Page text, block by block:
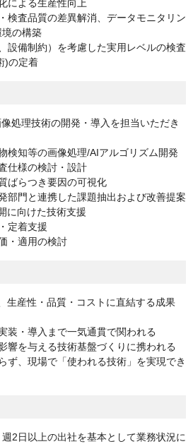
による生産性向上
検査品質の差異解消、データモニタリン
の構築
設備制約）を考慮した実用レベルの検査
)の定着
処理技術の開発・導入を担当いただき
検知等の画像処理/AIアルゴリズム開発
仕様の検討・設計
ばらつき要因の可視化
部門と連携した課題抽出および改善提案
に向けた技術支援
定着支援
・適用の検討
生産性・品質・コストに直結する成果
装・導入まで一気通貫で関われる
響を与える技術基盤づくりに携われる
ず、現場で「使われる技術」を実現でき
2日以上の出社を基本として業務状況に